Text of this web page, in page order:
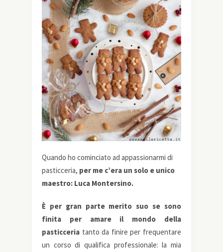
Quando ho cominciato ad appassionarmi di
pasticceria, per me c’era un solo e unico
maestro: Luca Montersino.
È per gran parte merito suo se sono
finita per amare il mondo della
pasticceria tanto da finire per frequentare
un corso di qualifica professionale: la mia